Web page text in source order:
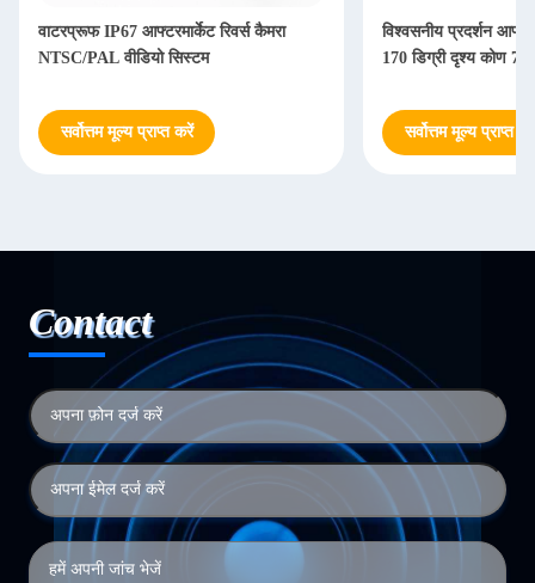
वाटरप्रूफ IP67 आफ्टरमार्केट रिवर्स कैमरा
NTSC/PAL वीडियो सिस्टम
सर्वोत्तम मूल्य प्राप्त करें
विश्वसनीय प्रदर्शन
170 डिग्री दृश्य कोण
सर्वोत्तम मूल्य प्राप्त
Contact